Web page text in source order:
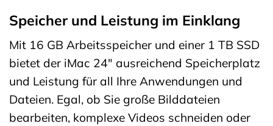
Speicher und Leistung im Einklang
Mit 16 GB Arbeitsspeicher und einer 1 TB SSD
bietet der iMac 24″ ausreichend Speicherplatz
und Leistung für all Ihre Anwendungen und
Dateien. Egal, ob Sie große Bilddateien
bearbeiten, komplexe Videos schneiden oder